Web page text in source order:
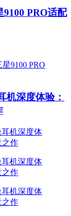
PRO适配
机深度体验：